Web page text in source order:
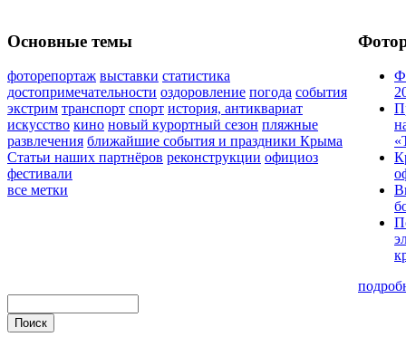
Основные темы
фоторепортаж выставки статистика
достопримечательности оздоровление погода события
экстрим транспорт спорт история, антиквариат
искусство кино новый курортный сезон пляжные
развлечения ближайшие события и праздники Крыма
Статьи наших партнёров реконструкции официоз
фестивали
все метки